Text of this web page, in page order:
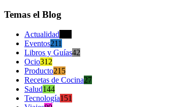
Temas el Blog
Actualidad
Eventos211
Libros y Guías42
Ocio312
Producto215
Recetas de Cocina27
Salud144
Tecnología151